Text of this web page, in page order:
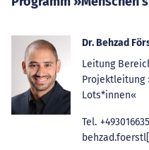
Dr. Behzad
Leitung
Projektleitung
Lots*innen«
Tel.